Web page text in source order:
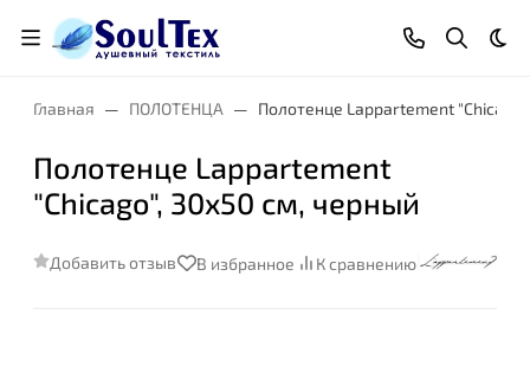
Главная ПОЛОТЕНЦА Полотенце Lappartement
Полотенце Lappartement
"Chicago", 30x50 см, черный
Добавить отзыв В избранное К сравнению